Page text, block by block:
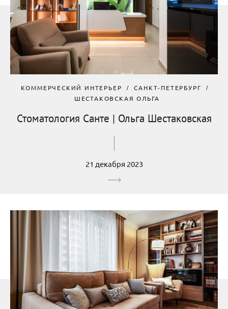
КОММЕРЧЕСКИЙ ИНТЕРЬЕР
САНКТ-ПЕТЕРБУРГ
ШЕСТАКОВСКАЯ ОЛЬГА
Стоматология Санте | Ольга Шестаковская
21 декабря 2023